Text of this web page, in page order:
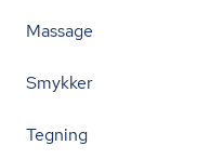
Massage
Smykker
Tegning